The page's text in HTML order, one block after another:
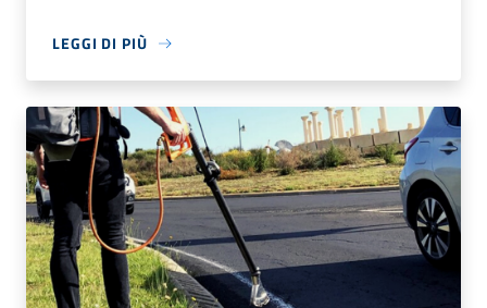
LEGGI DI PIÙ